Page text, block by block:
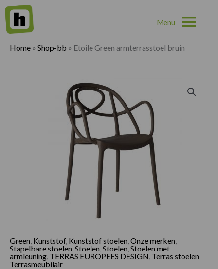
Home » Shop-bb » Etoile Green armterrasstoel bruin
Green Kunststof, Kunststof stoelen Onze merken
Stapelbare stoelen Stoelen Stoelen Stoelen met
armleuning TERRAS EUROPEES DESIGN Terras stoelen
Terrasmeubilair
Etoile Green